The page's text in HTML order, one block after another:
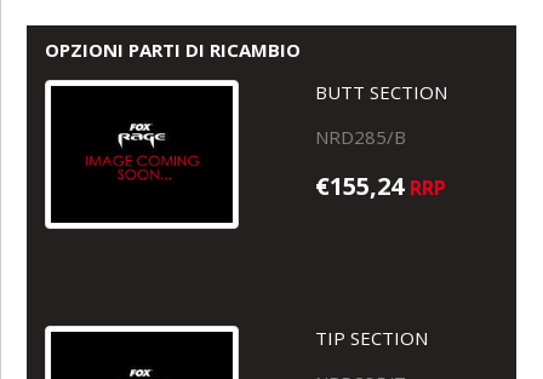
OPZIONI PARTI DI RICAMBIO
BUTT SECTION
NRD285/B
€155,24 RRP
TIP SECTION